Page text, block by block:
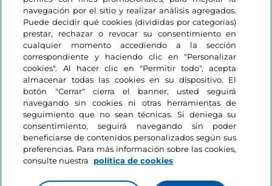
navegación por el sitio y realizar análisis agregados.
Puede decidir qué cookies (divididas por categorías)
prestar, rechazar o revocar su consentimiento en
cualquier momento accediendo a la sección
correspondiente y haciendo clic en "Personalizar
cookies". Al hacer clic en "Permitir todo", acepta
almacenar todas las cookies en su dispositivo. El
botón "Cerrar" cierra el banner, usted seguirá
navegando sin cookies ni otras herramientas de
seguimiento que no sean técnicas. Si deniega su
consentimiento, seguirá navegando sin poder
beneficiarse de contenidos personalizados según sus
preferencias. Para más información sobre las cookies,
consulte nuestra
política de cookies